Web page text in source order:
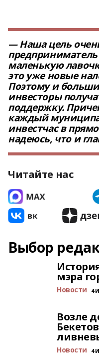
— Наша цель
предприниматель
маленькую
это уже новые
Поэтому и
инвесторы
поддержку.
каждый
инвестчас в
надеюсь, что и
Читайте нас
Выбор
мэра
Новости 4
Возле
Новости 4